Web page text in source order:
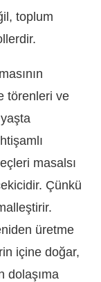
toplum
törenleri ve
masalsı
Çünkü
üretme
içine doğar,
dolaşıma